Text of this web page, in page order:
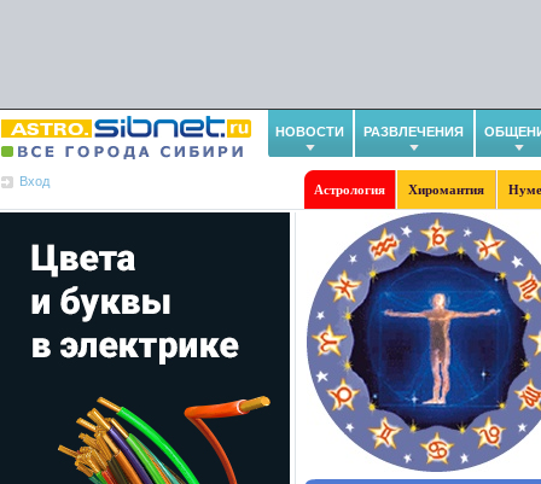
НОВОСТИ РАЗВЛЕЧЕНИЯ
Вход
Астрология Хиромантия